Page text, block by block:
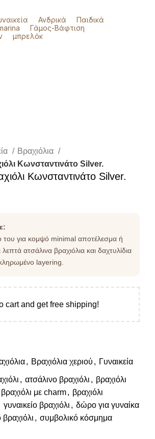
Ανδρικά
Παιδικά
Γάμος-Βάφτιση
μπρελόκ
Βραχιόλια
Κωνσταντινάτο Silver.
Κωνσταντινάτο Silver.
του για κομψό minimal αποτέλεσμα ή
ατσάλινα βραχιόλια και δαχτυλίδια
layering.
cart and get free shipping!
, Βραχιόλια χεριού , Γυναικεία
, ατσάλινο βραχιόλι , βραχιόλι
βραχιόλι με charm, βραχιόλι
γυναικείο βραχιόλι , δώρο για γυναίκα
, συμβολικό κόσμημα